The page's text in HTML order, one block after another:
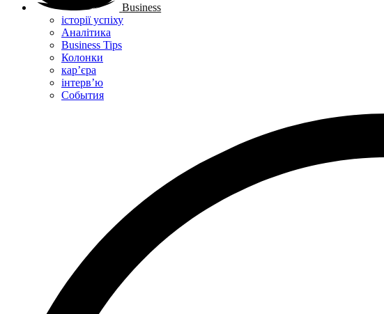
Business
історії успіху
Аналітика
Business Tips
Колонки
кар’єра
інтерв’ю
Cобытия